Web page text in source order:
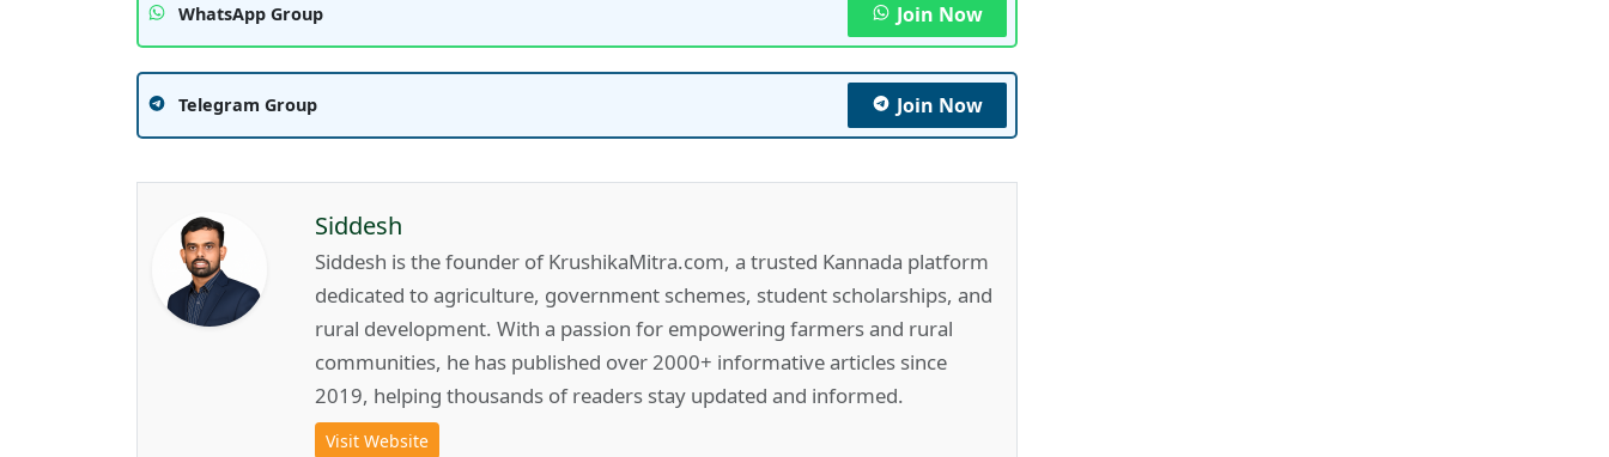
WhatsApp Group Join Now
Telegram Group Join Now
Siddesh
Siddesh is the founder of KrushikaMitra.com, a trusted Kannada platform
dedicated to agriculture, government schemes, student scholarships, and
rural development. With a passion for empowering farmers and rural
communities, he has published over 2000+ informative articles since
2019, helping thousands of readers stay updated and informed.
Visit Website